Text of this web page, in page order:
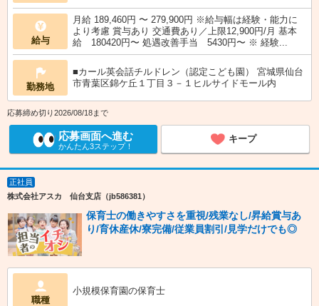
給与
月給 189,460円 〜 279,900円 ※給与幅は経験・能力に
より考慮 賞与あり 交通費あり／上限12,900円/月 基本
給 180420円〜 処遇改善手当 5430円〜 ※ 経験...
勤務地
■カール英会話チルドレン（認定こども園） 宮城県仙台
市青葉区錦ケ丘１丁目３－１ヒルサイドモール内
応募締め切り2026/08/18まで
応募画面へ進む
かんたん3ステップ！
キープ
正社員
株式会社アスカ 仙台支店（jb586381）
保育士の働きやすさを重視/残業なし/昇給賞与あ
り/育休産休/寮完備/従業員割引/見学だけでも◎
職種
小規模保育園の保育士